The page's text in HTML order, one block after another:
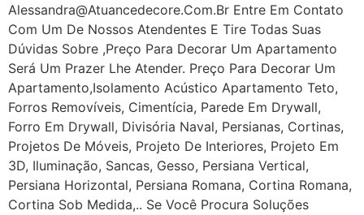
Alessandra@atuancedecore.com.br Entre Em Contato
Com Um De Nossos Atendentes E Tire Todas Suas
Dúvidas Sobre ,Preço Para Decorar Um Apartamento
Será Um Prazer Lhe Atender. Preço Para Decorar Um
Apartamento,Isolamento Acústico Apartamento Teto,
Forros Removíveis, Cimentícia, Parede Em Drywall,
Forro Em Drywall, Divisória Naval, Persianas, Cortinas,
Projetos De Móveis, Projeto De Interiores, Projeto Em
3D, Iluminação, Sancas, Gesso, Persiana Vertical,
Persiana Horizontal, Persiana Romana, Cortina Romana,
Cortina Sob Medida,.. Se Você Procura Soluções